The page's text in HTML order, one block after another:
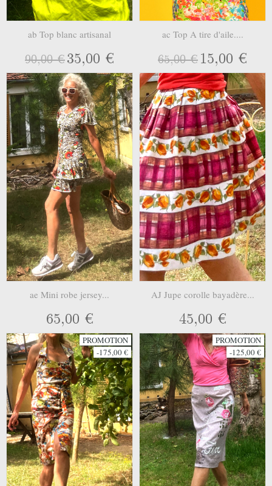
ab Top blanc artisanal
90,00 €35,00 €
ac Top A tire d'aile....
65,00 € 15,00 €
ae Mini robe jersey...
65,00 €
AJ Jupe corolle bayadère...
45,00 €
PROMOTION
-175,00 €
PROMOTION
-125,00 €